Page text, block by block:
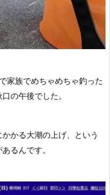
家族でめちゃめちゃ釣った
の午後でした。
かる大潮の上げ、という
るんです。